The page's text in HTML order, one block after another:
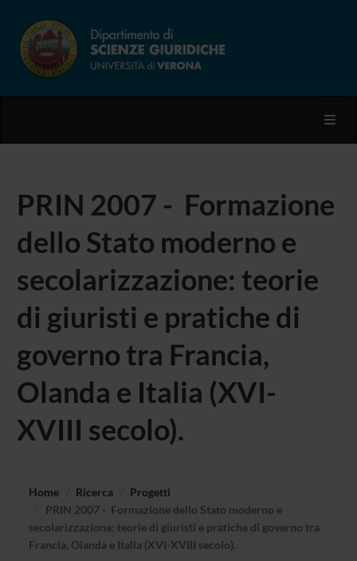
PRIN 2007 - Formazione
dello Stato moderno e
secolarizzazione: teorie
di giuristi e pratiche di
governo tra Francia,
Olanda e Italia (XVI-
XVIII secolo).
Home Ricerca
Progetti
PRIN 2007 - Formazione dello Stato moderno e
secolarizzazione: teorie di giuristi e pratiche di governo tra
Francia, Olanda e Italia (XVI-XVIII secolo).